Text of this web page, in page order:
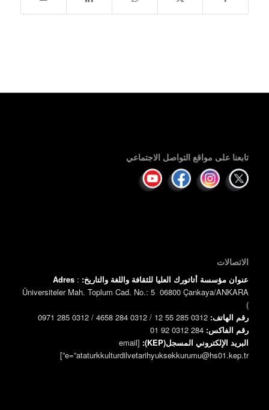
تابعنا على مواقع التواصل الاجتماعي
الاتصالات
عنوان مؤسسة أتاتورك العليا للثقافة واللغة والتاريخ:
Adres :
Üniversiteler Mah. Toplum Cad. No.: 5 06800 Çankaya/ANKARA
)
رقم الهاتف:
رقم الفاكس:
البريد الإلكتروني المسجل(KEP):
[email
e=”ataturkkulturdilvetarihyuksekkurumu@hs01.kep.tr”]